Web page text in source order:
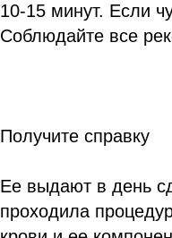
10-15 минут. Если
Соблюдайте все
Получите справку
Ее выдают в день
проходила